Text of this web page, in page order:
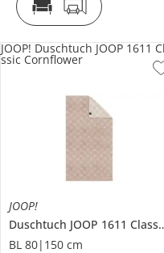
JOOP!
Duschtuch JOOP 1611 Classic Cornflower
BL 80|150 cm
JOOP! Duschtuch JOOP 1611
ssic Cornflower